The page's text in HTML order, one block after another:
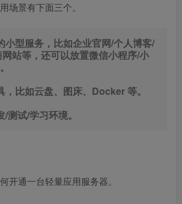
场景有下面三个。
小型服务，比如企业官网/个人博客/
站等，还可以放置微信小程序/小
，比如云盘、图床、Docker 等。
/测试/学习环境。
开通一台轻量应用服务器。